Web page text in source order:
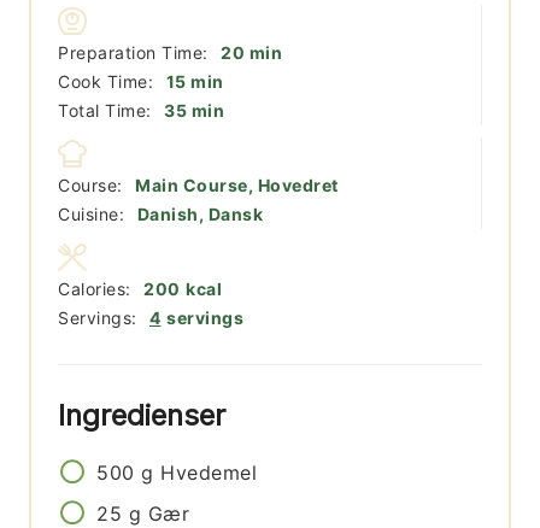
Preparation Time: 20 minutter
min
Cook Time:
15minutter
min
Total Time:
35minutter
min
Course:
Main Course, Hovedret
Cuisine:
Danish, Dansk
Servings: 4 servings
Calories: 200 kcal
Ingredienser
500 g Hvedemel
25 g Gær